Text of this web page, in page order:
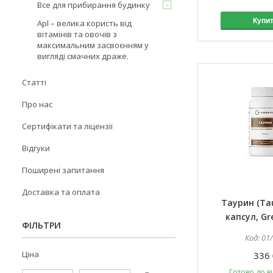
Таурин
капсул,
336
Все для прибирання будинку
Apl – велика користь від
вітамінів та овочів з
максимальним засвоєнням у
вигляді смачних драже.
Статті
Про нас
Сертифікати та ліцензії
Відгуки
Поширені запитання
Доставка та оплата
ФІЛЬТРИ
Ціна